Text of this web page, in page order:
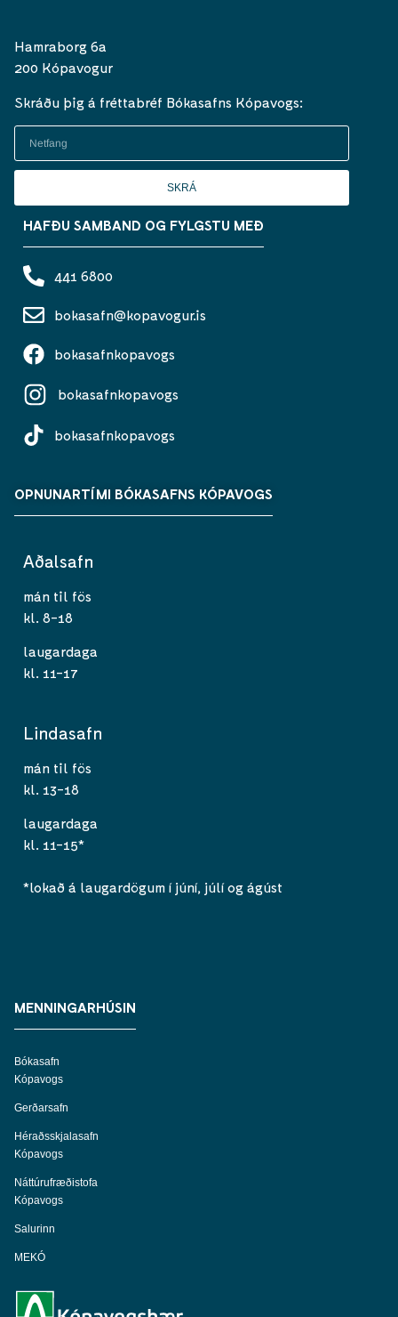
Hamraborg 6a
200 Kópavogur
Skráðu þig á fréttabréf Bókasafns Kópavogs:
SKRÁ
HAFÐU SAMBAND OG FYLGSTU MEÐ
441 6800
bokasafn@kopavogur.is
bokasafnkopavogs
bokasafnkopavogs
bokasafnkopavogs
OPNUNARTÍMI BÓKASAFNS KÓPAVOGS
Aðalsafn
mán til fös
kl. 8-18
laugardaga
kl. 11-17
Lindasafn
mán til fös
kl. 13-18
laugardaga
kl. 11-15*
*lokað á laugardögum í júní, júlí og ágúst
MENNINGARHÚSIN
Bókasafn
Kópavogs
Gerðarsafn
Héraðsskjalasafn
Kópavogs
Náttúrufræðistofa
Kópavogs
Salurinn
MEKÓ